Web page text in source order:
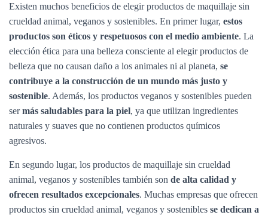
Existen muchos beneficios de elegir productos de maquillaje sin
crueldad animal, veganos y sostenibles. En primer lugar, estos
productos son éticos y respetuosos con el medio ambiente. La
elección ética para una belleza consciente al elegir productos de
belleza que no causan daño a los animales ni al planeta, se
contribuye a la construcción de un mundo más justo y
sostenible. Además, los productos veganos y sostenibles pueden
sermás saludables para la piel, ya que utilizan ingredientes
naturales y suaves que no contienen productos químicos
agresivos.
En segundo lugar, los productos de maquillaje sin crueldad
animal, veganos y sostenibles también son de alta calidad y
ofrecen resultados excepcionales. Muchas empresas que ofrecen
productos sin crueldad animal, veganos y sostenibles se dedican a